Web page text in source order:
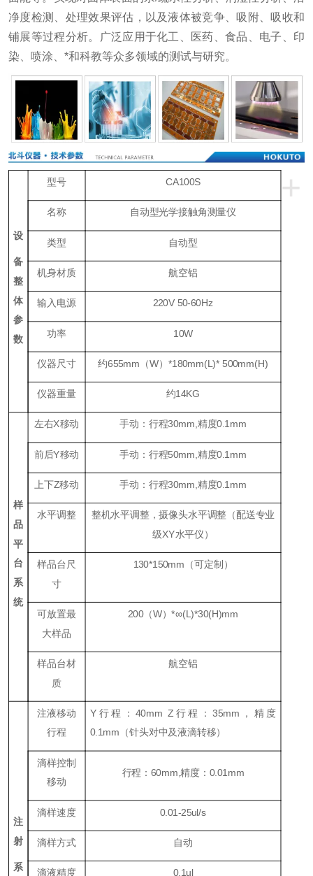
净度检测、处理效果评估，以及液体被竞争、吸附、吸收和
铺展等过程分析。广泛应用于化工、医药、食品、电子、印
染、喷涂、*和科教等众多领域的测试与研究。
+
设
备
整
体
参
数
型号 CA100S
名称 自动型光学接触角测量仪
类型 自动型
机身材质 航空铝
输入电源 220V 50-60Hz
功率 10W
仪器尺寸 约655mm（W）*180mm(L)* 500mm(H)
仪器重量 约14KG
样
品
平
台
系
统
左右X移动 手动：行程30mm,精度0.1mm
前后Y移动 手动：行程50mm,精度0.1mm
上下Z移动 手动：行程30mm,精度0.1mm
水平调整
整机水平调整，摄像头水平调整（配送专业
级XY水平仪）
样品台尺
寸
130*150mm（可定制）
可放置最
大样品
200（W）*∞(L)*30(H)mm
样品台材
质
航空铝
注
射
系
注液移动
行程
Y行程：40mm Z行程：35mm，精度
0.1mm（针头对中及液滴转移）
滴样控制
移动
行程：60mm,精度：0.01mm
滴样速度 0.01-25ul/s
滴样方式 自动
滴液精度 0.1ul